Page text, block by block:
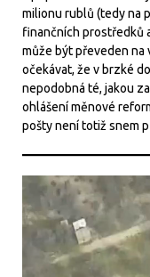
milionu rublů (tedy na
finančních prostředků
může být převeden na
očekávat, že v brzké
nepodobná té, jakou
ohlášení měnové
pošty není totiž snem